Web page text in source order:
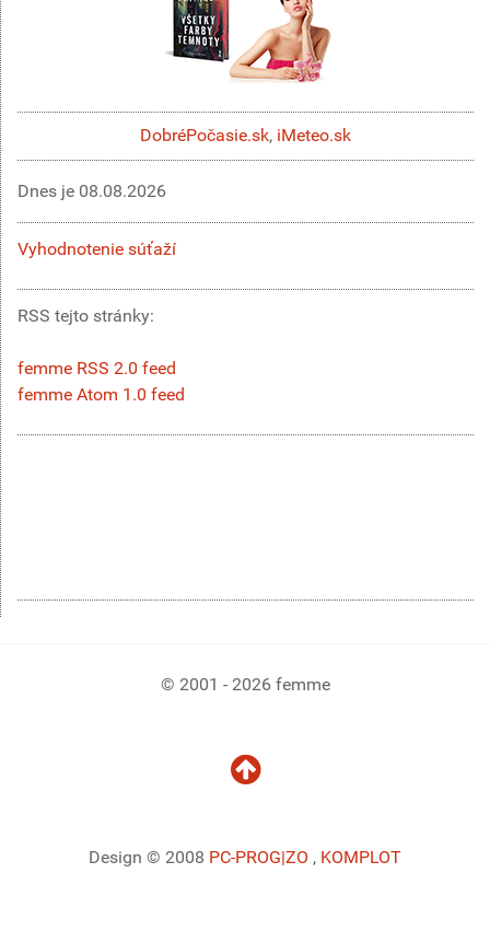
DobréPočasie.sk, iMeteo.sk
Dnes je 08.08.2026
Vyhodnotenie súťaží
RSS tejto stránky:
femme RSS 2.0 feed
femme Atom 1.0 feed
© 2001 - 2026 femme
Design © 2008 PC-PROG|ZO , KOMPLOT